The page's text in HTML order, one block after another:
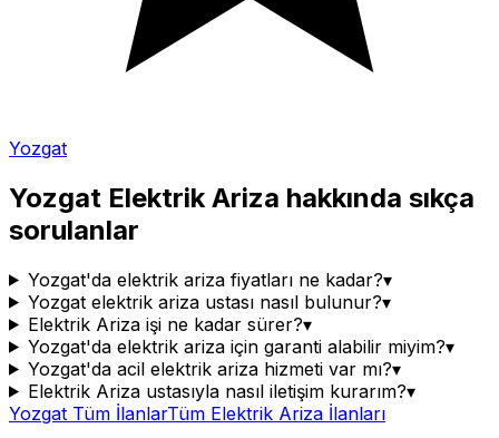
Yozgat
Yozgat Elektrik Ariza hakkında sıkça
sorulanlar
Yozgat'da elektrik ariza fiyatları ne kadar?▾
Yozgat elektrik ariza ustası nasıl bulunur?▾
Elektrik Ariza işi ne kadar sürer?▾
Yozgat'da elektrik ariza için garanti alabilir miyim?▾
Yozgat'da acil elektrik ariza hizmeti var mı?▾
Elektrik Ariza ustasıyla nasıl iletişim kurarım?▾
Yozgat Tüm İlanlarTüm Elektrik Ariza İlanları